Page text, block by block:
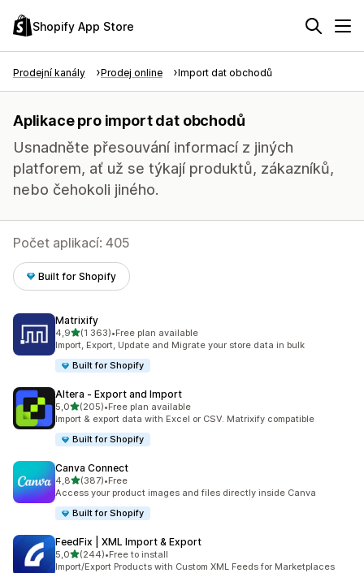
Shopify App Store
Prodejní kanály Prodej online Import dat obchodů
Aplikace pro import dat obchodů
Usnadněte přesouvání informací z jiných
platforem, ať už se týkají produktů, zákazníků,
nebo čehokoli jiného.
Počet aplikací: 405
Built for Shopify
Matrixify
4,9z 5 hvězd
(1 363)
Celkový počet recenzí: 1363
•Free plan available
Import, Export, Update and Migrate your store data in bulk
Built for Shopify
Altera ‑ Export and Import
5,0z 5 hvězd
(205)
Celkový počet recenzí: 205
•Free plan available
Import & export data with Excel or CSV. Matrixify compatible
Built for Shopify
Canva Connect
4,8z 5 hvězd
(387)
Celkový počet recenzí: 387
•Free
Access your product images and files directly inside Canva
Built for Shopify
FeedFix | XML Import & Export
5,0z 5 hvězd
(244)
Celkový počet recenzí: 244
•Free to install
Import/Export Products with Custom XML Feeds for Marketplaces